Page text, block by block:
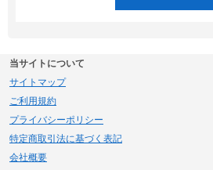
当サイトについて
サイトマップ
ご利用規約
プライバシーポリシー
特定商取引法に基づく表記
会社概要